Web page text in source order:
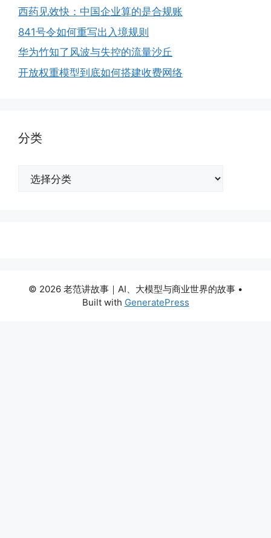
西药见效快：中国企业算的是合规账
841号令如何重写出入境规则
华为竹知了风波与失控的流量沙丘
开放权重模型到底如何搭建收费网络
分类
© 2026 老范讲故事｜AI、大模型与商业世界的故事 •
Built with GeneratePress